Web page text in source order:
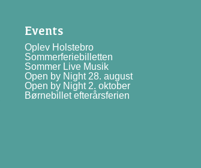
Events
Oplev Holstebro
Sommerferiebilletten
Sommer Live Musik
Open by Night 28. august
Open by Night 2. oktober
Børnebillet efterårsferien